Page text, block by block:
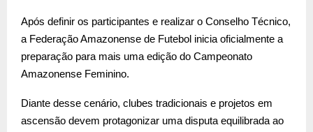
Após definir os participantes e realizar o Conselho Técnico,
a Federação Amazonense de Futebol inicia oficialmente a
preparação para mais uma edição do Campeonato
Amazonense Feminino.
Diante desse cenário, clubes tradicionais e projetos em
ascensão devem protagonizar uma disputa equilibrada ao